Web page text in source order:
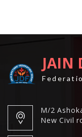
JAIN
M/2
New Civil